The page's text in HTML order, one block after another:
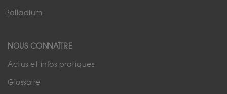
Palladium
NOUS CONNAÎTRE
Actus et infos pratiques
Glossaire